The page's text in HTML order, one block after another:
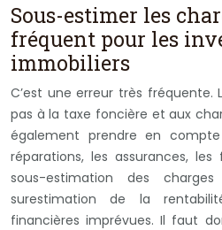
Sous-estimer les
fréquent pour les
immobiliers
C’est une erreur très fréquente.
pas à la taxe foncière et aux
également prendre en
réparations, les assurances,
sous-estimation des
surestimation de la
financières imprévues. Il faut